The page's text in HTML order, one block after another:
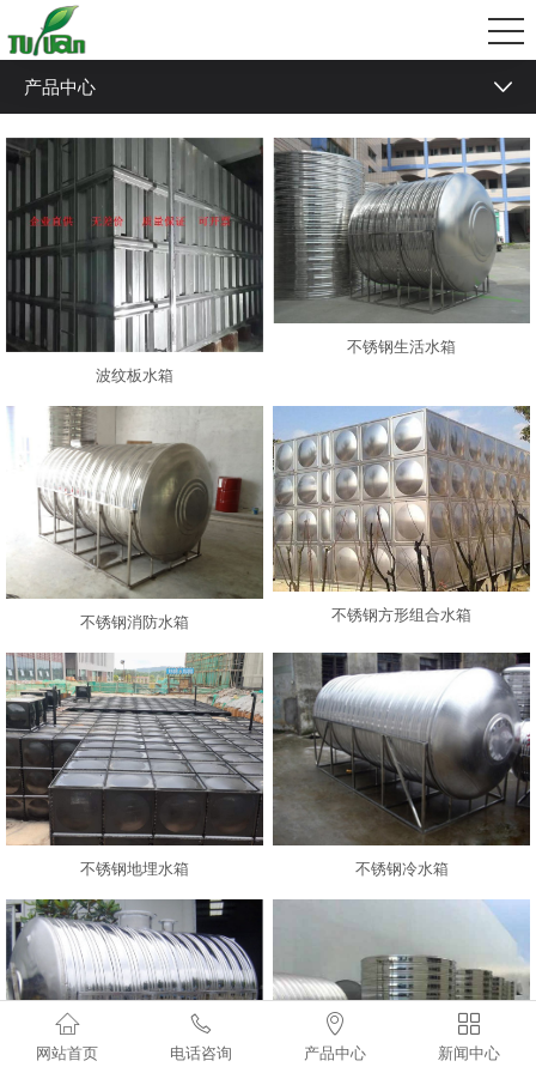
产品中心
方形组合水箱
不锈钢地埋水箱
不锈钢保温水箱
不锈钢卧式水箱
不锈钢冷水箱
不锈钢生活水箱
波纹板水箱
波纹板水箱
不锈钢生活水箱
不锈钢消防水箱 不锈钢方形组合水箱
不锈钢地埋水箱 不锈钢冷水箱

网站首页

电话咨询

产品中心

新闻中心